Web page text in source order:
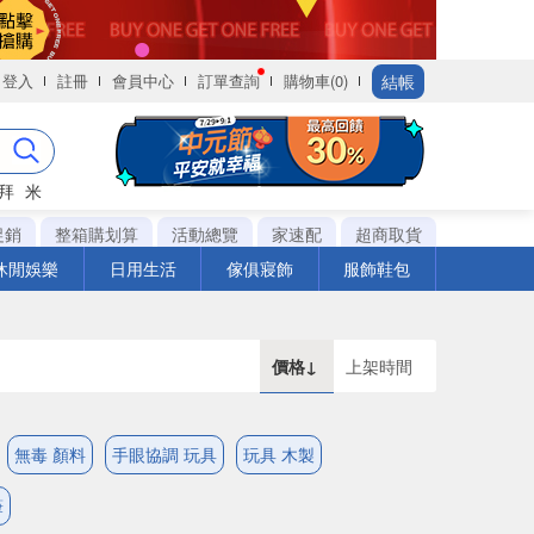
登入 註冊 會員中心 訂單查詢 購物車(0) 結帳
米
銷
整箱購划算 活動總覽 家速配
超商取貨
閒娛樂
日用生活 傢俱寢飾 服飾鞋包
價格↓ 上架時間
無毒 顏料 手眼協調 玩具 玩具 木製